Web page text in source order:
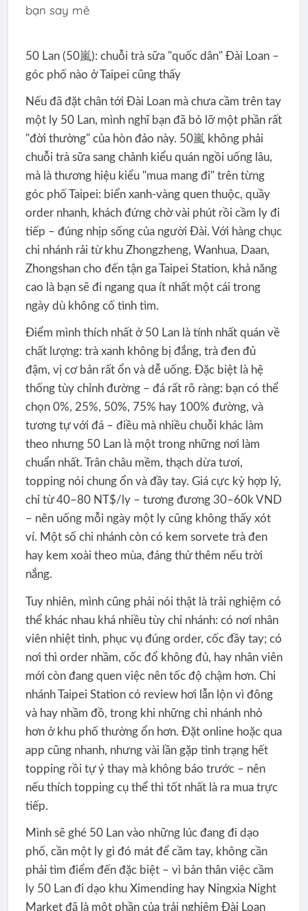
bạn say mê
50 Lan (50嵐): chuỗi trà sữa "quốc dân" Đài Loan –
góc phố nào ở Taipei cũng thấy
Nếu đã đặt chân tới Đài Loan mà chưa cầm trên tay
một ly 50 Lan, mình nghĩ bạn đã bỏ lỡ một phần rất
"đời thường" của hòn đảo này. 50嵐 không phải
chuỗi trà sữa sang chảnh kiểu quán ngồi uống lâu,
mà là thương hiệu kiểu "mua mang đi" trên từng
góc phố Taipei: biển xanh-vàng quen thuộc, quầy
order nhanh, khách đứng chờ vài phút rồi cầm ly đi
tiếp – đúng nhịp sống của người Đài. Với hàng chục
chi nhánh rải từ khu Zhongzheng, Wanhua, Daan,
Zhongshan cho đến tận ga Taipei Station, khả năng
cao là bạn sẽ đi ngang qua ít nhất một cái trong
ngày dù không cố tình tìm.
Điểm mình thích nhất ở 50 Lan là tính nhất quán về
chất lượng: trà xanh không bị đắng, trà đen đủ
đậm, vị cơ bản rất ổn và dễ uống. Đặc biệt là hệ
thống tùy chỉnh đường – đá rất rõ ràng: bạn có thể
chọn 0%, 25%, 50%, 75% hay 100% đường, và
tương tự với đá – điều mà nhiều chuỗi khác làm
theo nhưng 50 Lan là một trong những nơi làm
chuẩn nhất. Trân châu mềm, thạch dừa tươi,
topping nói chung ổn và đầy tay. Giá cực kỳ hợp lý,
chỉ từ 40–80 NT$/ly – tương đương 30–60k VND
– nên uống mỗi ngày một ly cũng không thấy xót
ví. Một số chi nhánh còn có kem sorvete trà đen
hay kem xoài theo mùa, đáng thử thêm nếu trời
nắng.
Tuy nhiên, mình cũng phải nói thật là trải nghiệm có
thể khác nhau khá nhiều tùy chi nhánh: có nơi nhân
viên nhiệt tình, phục vụ đúng order, cốc đầy tay; có
nơi thì order nhầm, cốc đổ không đủ, hay nhân viên
mới còn đang quen việc nên tốc độ chậm hơn. Chi
nhánh Taipei Station có review hơi lẫn lộn vì đông
và hay nhầm đồ, trong khi những chi nhánh nhỏ
hơn ở khu phố thường ổn hơn. Đặt online hoặc qua
app cũng nhanh, nhưng vài lần gặp tình trạng hết
topping rồi tự ý thay mà không báo trước – nên
nếu thích topping cụ thể thì tốt nhất là ra mua trực
tiếp.
Mình sẽ ghé 50 Lan vào những lúc đang đi dạo
phố, cần một ly gì đó mát để cầm tay, không cần
phải tìm điểm đến đặc biệt – vì bản thân việc cầm
ly 50 Lan đi dạo khu Ximending hay Ningxia Night
Market đã là một phần của trải nghiệm Đài Loan